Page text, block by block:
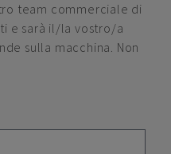
team commerciale di
e sarà il/la vostro/a
sulla macchina. Non